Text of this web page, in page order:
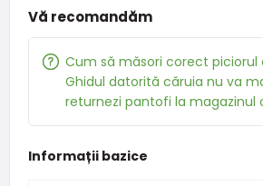
Vă recomandăm
Cum să măsori corect piciorul
Ghidul datorită căruia nu va
returnezi pantofi la magazinul
Informații bazice